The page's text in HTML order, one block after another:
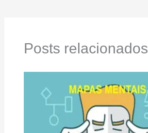
Posts relacionados